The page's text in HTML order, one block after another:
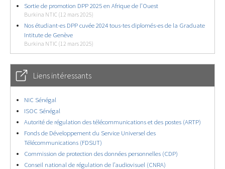
Sortie de promotion DPP 2025 en Afrique de l’Ouest
Burkina NTIC (12 mars 2025)
Nos étudiant-es DPP cuvée 2024 tous-tes diplomés-es de la Graduate
Intitute de Genève
Burkina NTIC (12 mars 2025)
Liens intéressants
NIC Sénégal
ISOC Sénégal
Autorité de régulation des télécommunications et des postes (ARTP)
Fonds de Développement du Service Universel des
Télécommunications (FDSUT)
Commission de protection des données personnelles (CDP)
Conseil national de régulation de l’audiovisuel (CNRA)